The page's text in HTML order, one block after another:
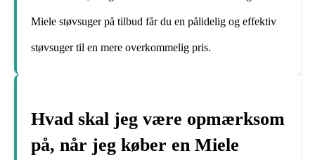
Miele støvsuger på tilbud får du en pålidelig og effektiv
støvsuger til en mere overkommelig pris.
Hvad skal jeg være opmærksom
på, når jeg køber en Miele